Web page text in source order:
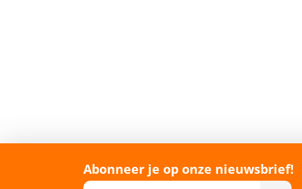
Abonneer je op onze nieuwsbrief!